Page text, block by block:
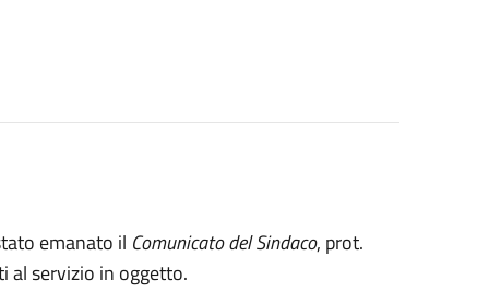
emanato il Comunicato del Sindaco
al servizio in oggetto.